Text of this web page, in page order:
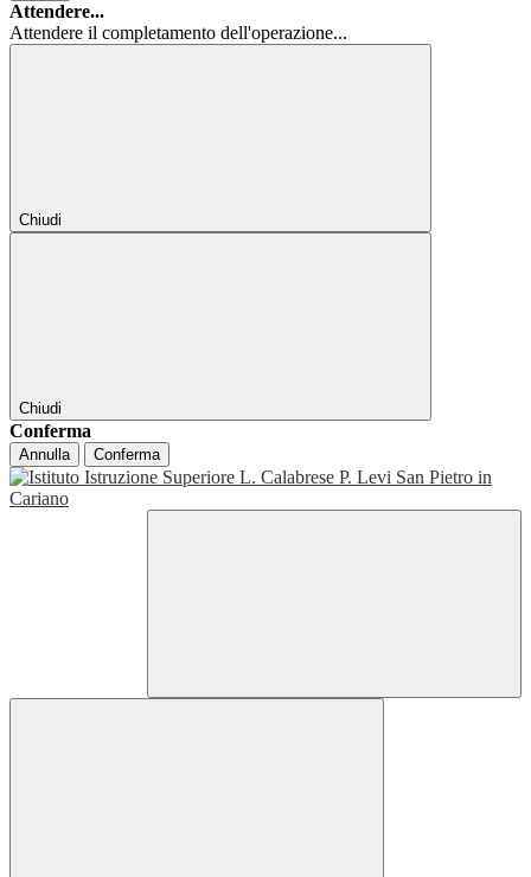
Attendere...
Attendere il completamento dell'operazione...
Chiudi
Chiudi
Conferma
Annulla Conferma